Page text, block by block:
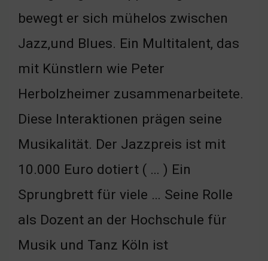
bewegt er sich mühelos zwischen
Jazz,und Blues. Ein Multitalent, das
mit Künstlern wie Peter
Herbolzheimer zusammenarbeitete.
Diese Interaktionen prägen seine
Musikalität. Der Jazzpreis ist mit
10.000 Euro dotiert ( … ) Ein
Sprungbrett für viele … Seine Rolle
als Dozent an der Hochschule für
Musik und Tanz Köln ist